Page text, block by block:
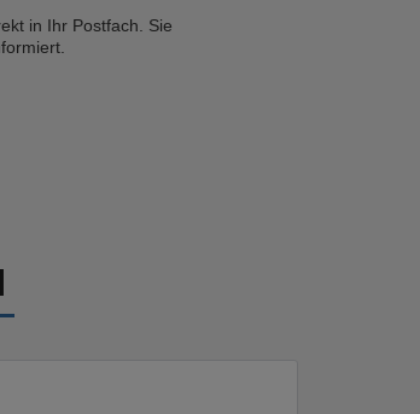
in Ihr Postfach. Sie